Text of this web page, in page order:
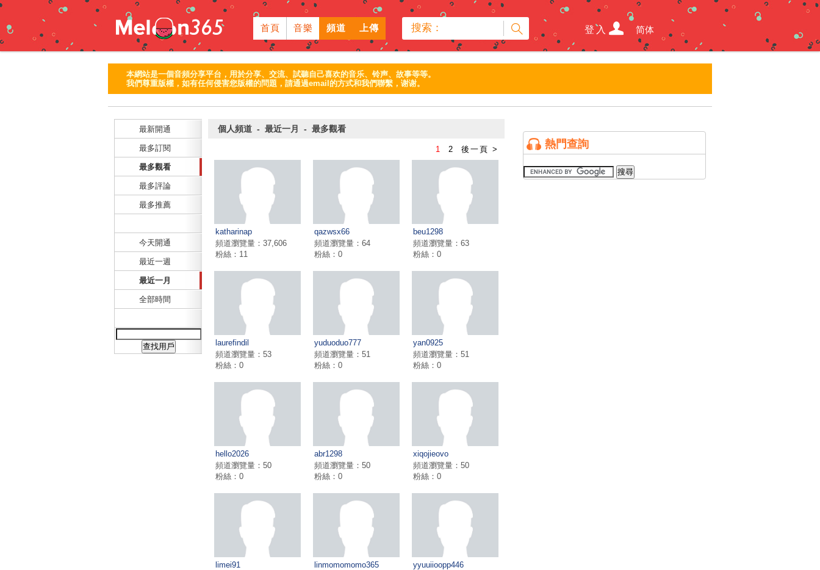
首頁 音樂 頻道 上傳 搜索： 简体
登入
本網站是一個音頻分享平台，用於分享、交流、試聽自己喜欢的音乐、铃声、故事等等。
我們尊重版權，如有任何侵害您版權的問題，請通過email的方式和我們聯繫，谢谢。
最新開通
最多訂閱
最多觀看
最多評論
最多推薦
今天開通
最近一週
最近一月
全部時間
個人頻道 - 最近一月 - 最多觀看
1 2 後一頁 >
katharinap
頻道瀏覽量：37,606
粉絲：11
qazwsx66
頻道瀏覽量：64
粉絲：0
beu1298
頻道瀏覽量：63
粉絲：0
laurefindil
頻道瀏覽量：53
粉絲：0
yuduoduo777
頻道瀏覽量：51
粉絲：0
yan0925
頻道瀏覽量：51
粉絲：0
hello2026
頻道瀏覽量：50
粉絲：0
abr1298
頻道瀏覽量：50
粉絲：0
xiqojieovo
頻道瀏覽量：50
粉絲：0
limei91
linmomomomo365
yyuuiioopp446
熱門查詢